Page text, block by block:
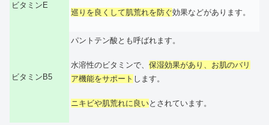
ビタミンE
巡りを良くして肌荒れを防ぐ効果などがあります。
ビタミンB5
パントテン酸とも呼ばれます。
水溶性のビタミンで、 保湿効果があり、お肌のバリ
ア機能をサポート します。
ニキビや肌荒れに良いとされています。